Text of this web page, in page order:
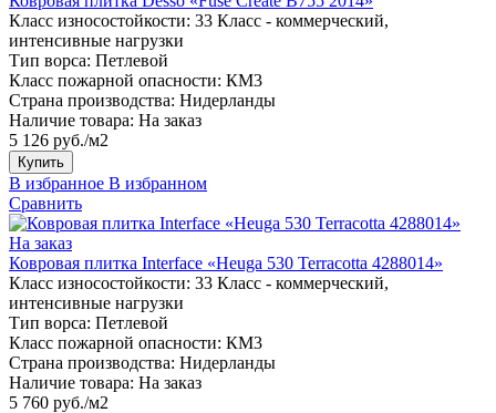
Класс износостойкости: 33 Класс - коммерческий,
интенсивные нагрузки
Тип ворса: Петлевой
Класс пожарной опасности: КМ3
Страна производства: Нидерланды
Наличие товара: На заказ
5 126 руб./м2
Купить
В избранное В избранном
Сравнить
На заказ
Ковровая плитка Interface «Heuga 530 Terracotta 4288014»
Класс износостойкости: 33 Класс - коммерческий,
интенсивные нагрузки
Тип ворса: Петлевой
Класс пожарной опасности: КМ3
Страна производства: Нидерланды
Наличие товара: На заказ
5 760 руб./м2